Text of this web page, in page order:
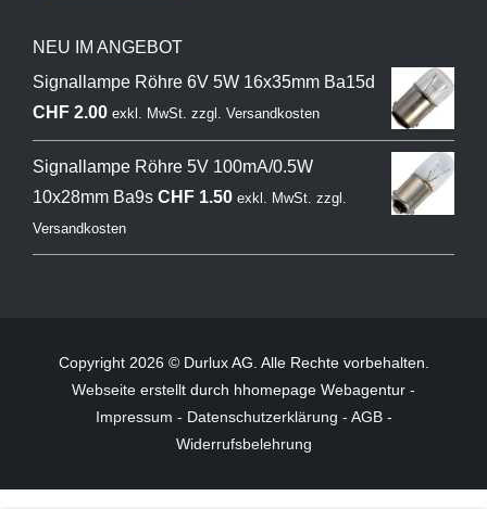
NEU IM ANGEBOT
Signallampe Röhre 6V 5W 16x35mm Ba15d
CHF2.00 exkl. MwSt. zzgl. Versandkosten
Signallampe Röhre 5V 100mA/0.5W
10x28mm Ba9s CHF1.50 exkl. MwSt. zzgl.
Versandkosten
Copyright 2026 © Durlux AG. Alle Rechte vorbehalten.
Webseite erstellt durch hhomepage Webagentur -
Impressum - Datenschutzerklärung - AGB-
Widerrufsbelehrung